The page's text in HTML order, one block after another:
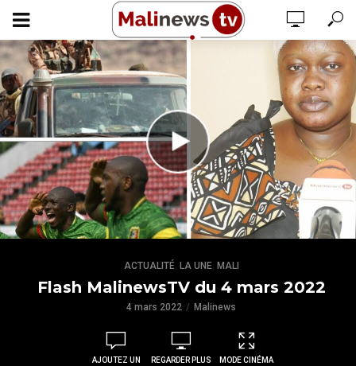
ACTUALITÉ, LA UNE, MALI
Flash MalinewsTV du 4 mars 2022
4 mars 2022 Malinews
AJOUTEZ UN
REGARDER PLUS
MODE CINÉMA